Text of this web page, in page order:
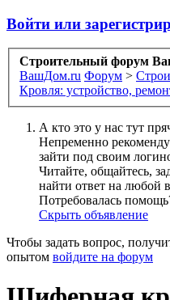
Войти или
Строительный форум
ВашДом.ru Форум >
Кровля: устройство,
А кто это у нас тут
Непременно
зайти под своим
Читайте, общайтесь,
найти ответ на любой
Потребовалась
Скрыть объявление
Чтобы задать вопрос,
опытом войдите на форум